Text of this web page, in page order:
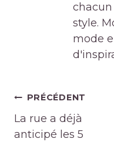
style.
mode
Navigation
de
l’article
PRÉCÉDENT
La rue a déjà
anticipé les 5